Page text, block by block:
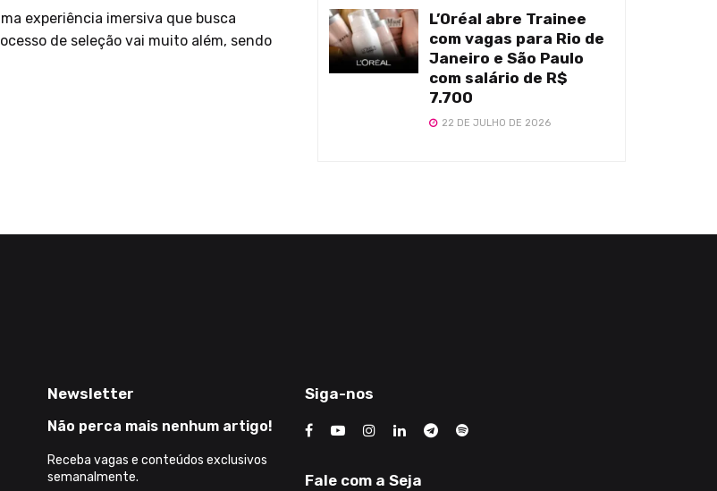
experiência imersiva que busca
de seleção vai muito além, sendo
L’Oréal abre Trainee
com vagas para Rio de
Janeiro e São Paulo
com salário de R$
7.700
22 DE JULHO DE 2026
Newsletter
Não perca mais nenhum artigo!
Receba vagas e conteúdos exclusivos
semanalmente.
Siga-nos
Fale com a Seja